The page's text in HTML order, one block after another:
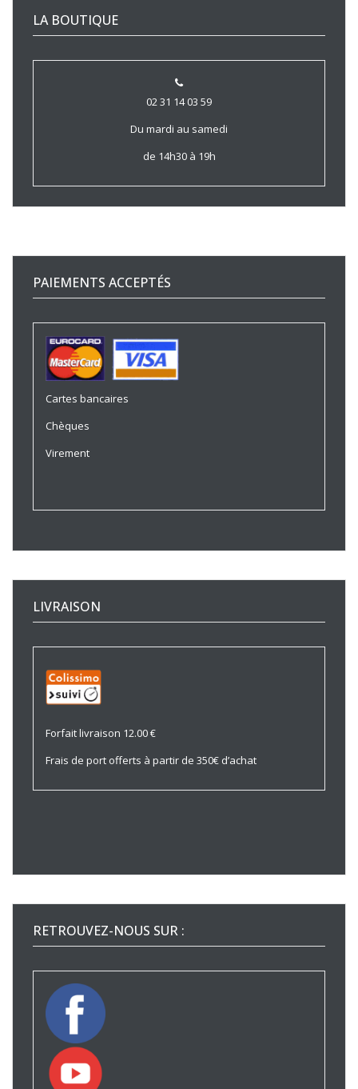
LA BOUTIQUE
02 31 14 03 59
Du mardi au samedi
de 14h30 à 19h
PAIEMENTS ACCEPTÉS
Cartes bancaires
Chèques
Virement
LIVRAISON
Forfait livraison 12.00 €
Frais de port offerts à partir de 350€ d’achat
RETROUVEZ-NOUS SUR :